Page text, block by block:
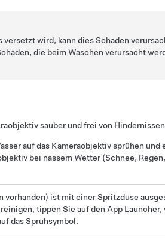
wird, kann dies Schäden
die beim Waschen verursacht
sauber und frei von
auf das Kameraobjektiv sprühen und
bei nassem Wetter (Schnee,
vorhanden) ist mit einer Spritzdüse
tippen Sie auf den App Launcher,
das Sprühsymbol.